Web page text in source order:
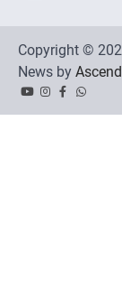
Copyright ©
News by
YouTubeInstagram
Facebook